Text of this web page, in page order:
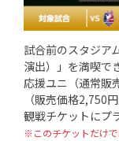
試合前のスタジア
演出）」を満喫で
応援ユニ（通常販
（販売価格2,750
観戦チケットにプ
※このチケットだけ